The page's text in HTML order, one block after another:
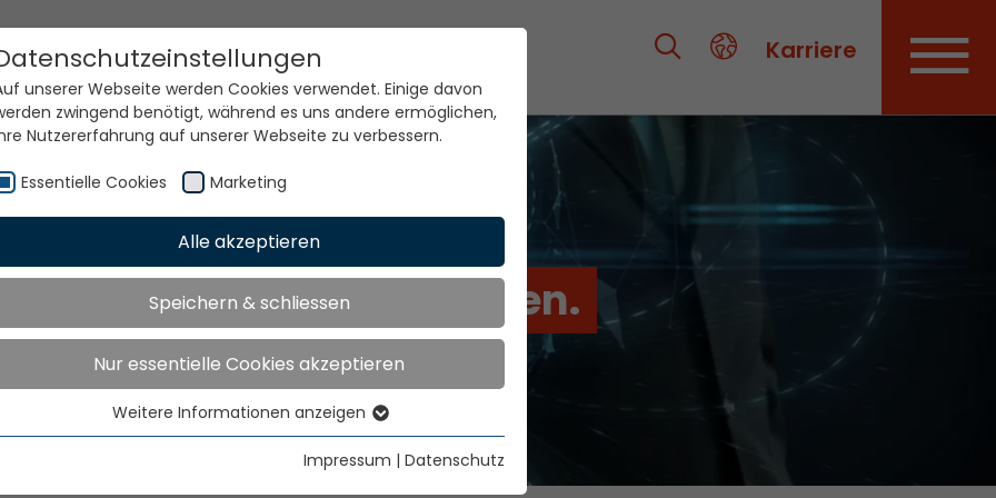
Karriere
Unsere Technologien.
unserer Webseite werden Cookies verwendet. Einige davon
zwingend benötigt, während es uns andere ermöglichen,
Nutzererfahrung auf unserer Webseite zu verbessern.
Essentielle Cookies Marketing
Alle akzeptieren
Speichern & schliessen
Nur essentielle Cookies akzeptieren
Essentielle Cookies
Essentielle Cookies werden für grundlegende Funktionen der
Webseite benötigt. Dadurch ist gewährleistet, dass die
Weitere Informationen anzeigen
Impressum | Datenschutz